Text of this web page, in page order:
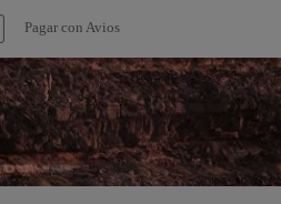
Pagar con Avios